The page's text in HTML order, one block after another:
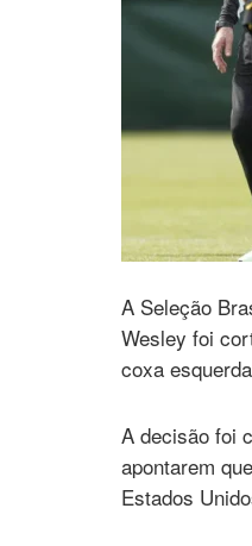
A Seleção
Wesley foi
coxa
A decisão foi
apontarem
Estados